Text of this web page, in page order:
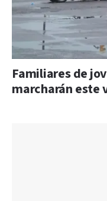
Familiares de
marcharán este